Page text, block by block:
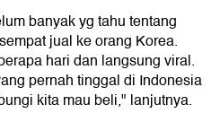
banyak yg tahu tentang
jual ke orang Korea.
hari dan langsung viral.
pernah tinggal di Indonesia
kita mau beli," lanjutnya.